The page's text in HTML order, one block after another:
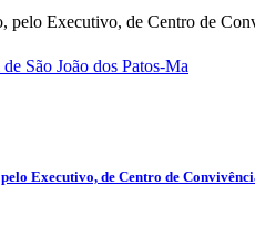
pelo Executivo, de Centro de
Executivo, de Centro de